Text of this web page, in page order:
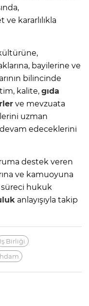
ve kararlılıkla
bayilerine ve
bilincinde
kalite, gıda
ve mevzuata
uzman
edeceklerini
destek veren
ve kamuoyuna
hukuk
anlayışıyla takip
Iş Birliği